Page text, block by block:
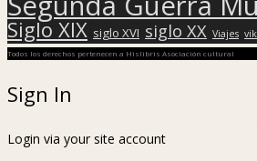
Siglo XIX siglo XVI siglo XX Viajes
Todos los derechos pertenecen a Hislibris Asociación cultural
Sign In
Login via your site account